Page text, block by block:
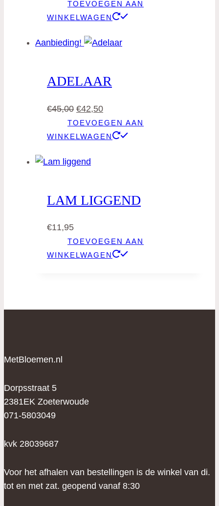
TOEVOEGEN AAN
WINKELWAGEN
Aanbieding!
ADELAAR
€45,00 Oorspronkelijke
prijs
was:
€42,50Huidige
prijs
is:
TOEVOEGEN AAN
WINKELWAGEN
LAM LIGGEND
€11,95
TOEVOEGEN AAN
WINKELWAGEN
MetBloemen.nl
Dorpsstraat 5
2381EK Zoeterwoude
071-5803049
kvk 28039687
Voor het afhalen van bestellingen is de winkel van di.
tot en met zat. geopend vanaf 8:30